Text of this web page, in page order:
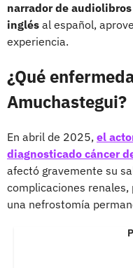
narrador de
inglés al español,
experiencia.
¿Qué
Amuchastegui?
En abril de 2025, el
diagnosticado cáncer
afectó gravemente su
complicaciones
una nefrostomía